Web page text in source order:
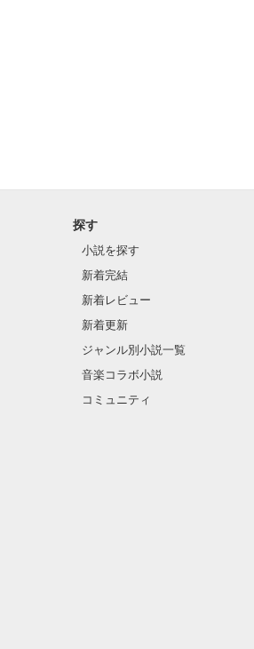
探す
小説を探す
新着完結
新着レビュー
新着更新
ジャンル別小説一覧
音楽コラボ小説
コミュニティ